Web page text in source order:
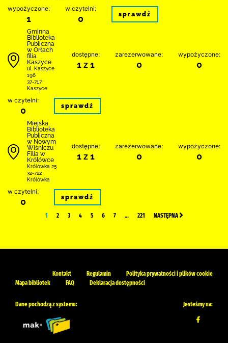
wypożyczone:
1
w czytelni:
0 sprawdź
Gminna
Biblioteka
Publiczna
w Orłach
filia
Kaszyce
ul. Kaszyce
196
37-717
Kaszyce
dostępne:
1 z 1
zarezerwowane:
0
wypożyczone:
0
w czytelni:
0 sprawdź
Miejska
Biblioteka
Publiczna
w Nowym
Wiśniczu
Filia w
Królówce
Królówka 25
32-722
Królówka
dostępne:
1 z 1
zarezerwowane:
0
wypożyczone:
0
w czytelni:
0 sprawdź
1 2 3 4 5 6 7 … 221 NASTĘPNA
Kontakt Regulamin
Polityka prywatności i plików cookie
Mapa bibliotek
FAQ Deklaracja dostępności
Dane pochodzą z systemu: Jesteśmy na: